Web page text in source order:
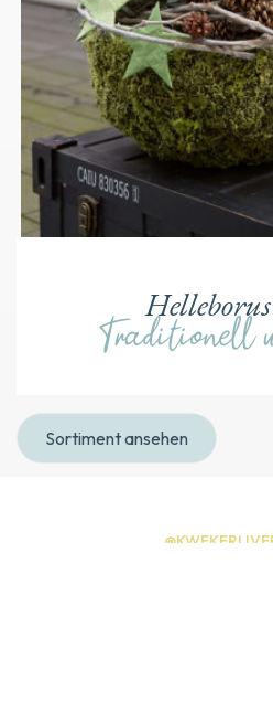
Traditionell
Sortiment ansehen